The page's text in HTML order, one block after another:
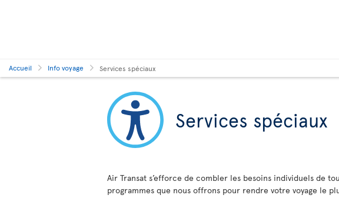
Accueil Info voyage Services spéciaux
Services spéciaux
Air Transat s’efforce de combler les besoins individuels de
programmes que nous offrons pour rendre votre voyage le